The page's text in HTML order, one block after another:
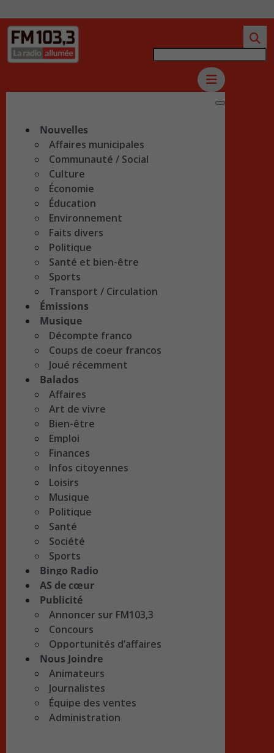
Nouvelles
Affaires municipales
Communauté / Social
Culture
Économie
Éducation
Environnement
Faits divers
Politique
Santé et bien-être
Sports
Transport / Circulation
Émissions
Musique
Décompte franco
Coups de coeur francos
Joué récemment
Balados
Affaires
Art de vivre
Bien-être
Emploi
Finances
Infos citoyennes
Loisirs
Musique
Politique
Santé
Société
Sports
Bingo Radio
AS de cœur
Publicité
Annoncer sur FM103,3
Concours
Opportunités d’affaires
Nous Joindre
Animateurs
Journalistes
Équipe des ventes
Administration